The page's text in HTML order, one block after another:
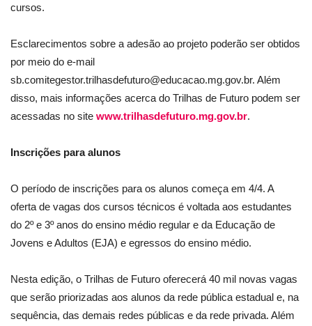
cursos.
Esclarecimentos sobre a adesão ao projeto poderão ser obtidos
por meio do e-mail
sb.comitegestor.trilhasdefuturo@educacao.mg.gov.br. Além
disso, mais informações acerca do Trilhas de Futuro podem ser
acessadas no site www.trilhasdefuturo.mg.gov.br.
Inscrições para alunos
O período de inscrições para os alunos começa em 4/4. A
oferta de vagas dos cursos técnicos é voltada aos estudantes
do 2º e 3º anos do ensino médio regular e da Educação de
Jovens e Adultos (EJA) e egressos do ensino médio.
Nesta edição, o Trilhas de Futuro oferecerá 40 mil novas vagas
que serão priorizadas aos alunos da rede pública estadual e, na
sequência, das demais redes públicas e da rede privada. Além